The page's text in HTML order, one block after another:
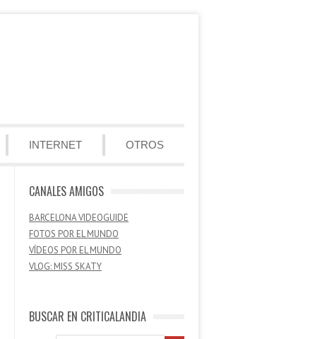
INTERNET OTROS
CANALES AMIGOS
BARCELONA VIDEOGUIDE
FOTOS POR EL MUNDO
VÍDEOS POR EL MUNDO
VLOG: MISS SKATY
BUSCAR EN CRITICALANDIA